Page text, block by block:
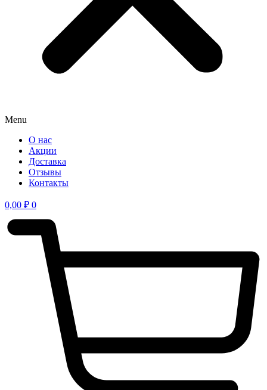
Menu
О нас
Акции
Доставка
Отзывы
Контакты
0,00 ₽ 0